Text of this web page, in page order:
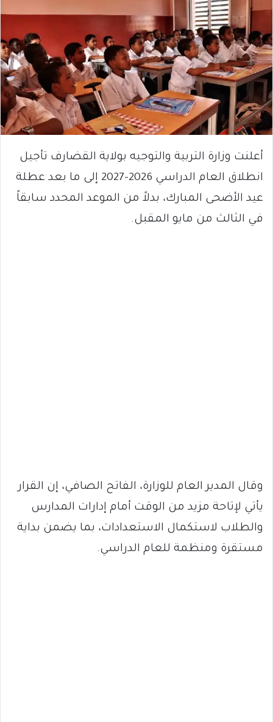
أعلنت وزارة التربية والتوجيه بولاية القضارف تأجيل
انطلاق العام الدراسي 2026–2027 إلى ما بعد عطلة
عيد الأضحى المبارك، بدلاً من الموعد المحدد سابقاً
في الثالث من مايو المقبل.
وقال المدير العام للوزارة، الفاتح الصافي، إن القرار
يأتي لإتاحة مزيد من الوقت أمام إدارات المدارس
والطلاب لاستكمال الاستعدادات، بما يضمن بداية
مستقرة ومنظمة للعام الدراسي.